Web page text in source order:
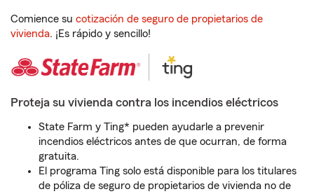
Comience su cotización de seguro de propietarios de
vivienda. ¡Es rápido y sencillo!
Proteja su vivienda contra los incendios eléctricos
State Farm y Ting* pueden ayudarle a prevenir
incendios eléctricos antes de que ocurran, de forma
gratuita.
El programa Ting solo está disponible para los titulares
de póliza de seguro de propietarios de vivienda no de